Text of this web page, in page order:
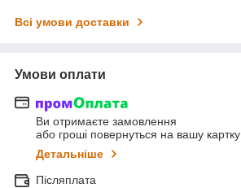
Всі умови доставки
Умови оплати
Ви отримаєте замовлення
або гроші повернуться на вашу картку
Детальніше
Післяплата